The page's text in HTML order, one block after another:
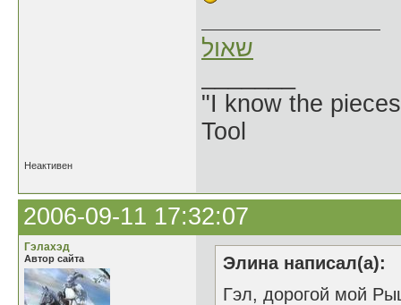
שאול
"I know the
Tool
Неактивен
2006-09-11 17:32:07
Гэлахэд
Автор сайта
Элина написал(а):
Гэл, дорогой мой